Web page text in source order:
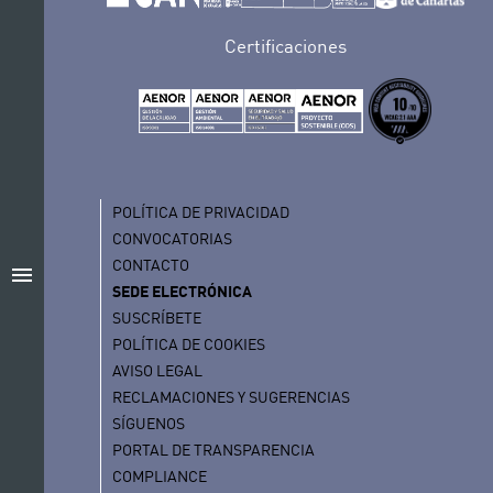
menu
Certificaciones
POLÍTICA DE PRIVACIDAD
CONVOCATORIAS
CONTACTO
SEDE ELECTRÓNICA
SUSCRÍBETE
POLÍTICA DE COOKIES
AVISO LEGAL
RECLAMACIONES Y SUGERENCIAS
SÍGUENOS
PORTAL DE TRANSPARENCIA
COMPLIANCE